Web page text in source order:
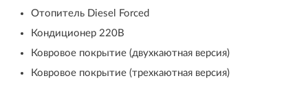
Отопитель Diesel Forced
Кондиционер 220В
Ковровое покрытие (двухкаютная версия)
Ковровое покрытие (трехкаютная версия)